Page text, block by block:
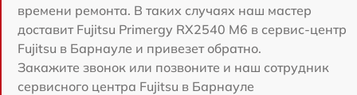
времени ремонта. В таких случаях наш мастер
доставит Fujitsu Primergy RX2540 M6 в сервис-центр
Fujitsu в Барнауле и привезет обратно.
Закажите звонок или позвоните и наш сотрудник
сервисного центра Fujitsu в Барнауле